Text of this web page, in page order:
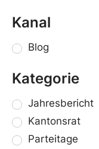
Kanal
Blog
Kategorie
Jahresbericht
Kantonsrat
Parteitage